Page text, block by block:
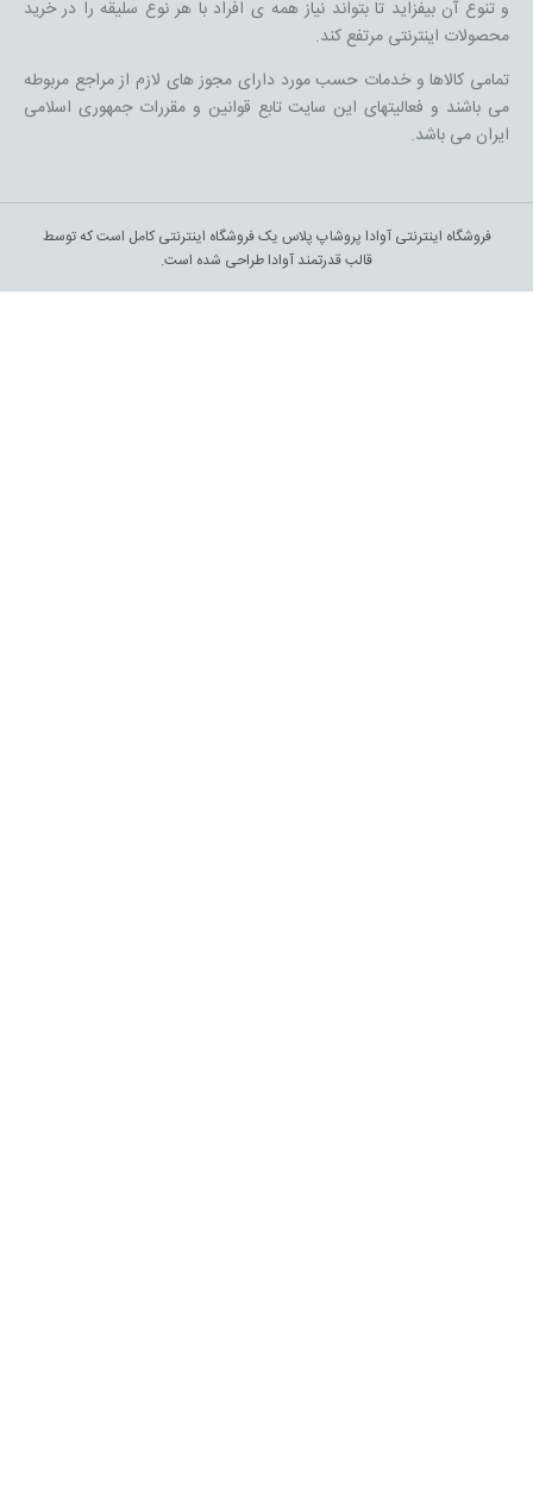
فروشگاه اینترنتی آوادا پروشاپ پلاس یک فروشگاه اینترنتی کامل است که توسط
قالب قدرتمند آوادا طراحی شده است.